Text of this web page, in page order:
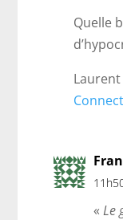
Quelle
Laurent
«Le